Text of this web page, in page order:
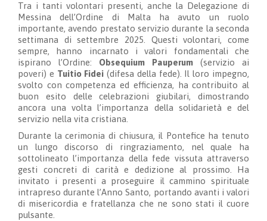
Tra i tanti volontari presenti, anche la Delegazione di
Messina dell’Ordine di Malta ha avuto un ruolo
importante, avendo prestato servizio durante la seconda
settimana di settembre 2025. Questi volontari, come
sempre, hanno incarnato i valori fondamentali che
ispirano l’Ordine: Obsequium Pauperum (servizio ai
poveri) e Tuitio Fidei (difesa della fede). Il loro impegno,
svolto con competenza ed efficienza, ha contribuito al
buon esito delle celebrazioni giubilari, dimostrando
ancora una volta l’importanza della solidarietà e del
servizio nella vita cristiana.
Durante la cerimonia di chiusura, il Pontefice ha tenuto
un lungo discorso di ringraziamento, nel quale ha
sottolineato l’importanza della fede vissuta attraverso
gesti concreti di carità e dedizione al prossimo. Ha
invitato i presenti a proseguire il cammino spirituale
intrapreso durante l’Anno Santo, portando avanti i valori
di misericordia e fratellanza che ne sono stati il cuore
pulsante.